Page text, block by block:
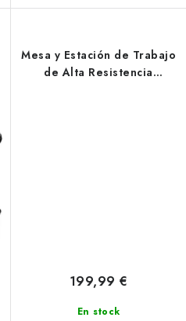
Mesa y Estación de Trabajo
de Alta Resistencia
En stock
199,99 €